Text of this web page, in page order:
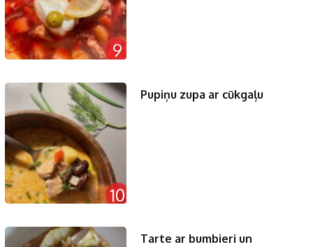
9
10
Pupiņu zupa ar cūkgaļu
Tarte ar bumbieri un